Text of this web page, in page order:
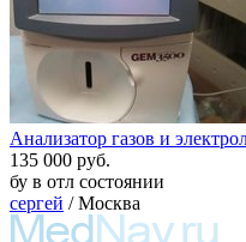
Анализатор газов и
135 000 руб.
бу в отл состоянии
сергей / Москва